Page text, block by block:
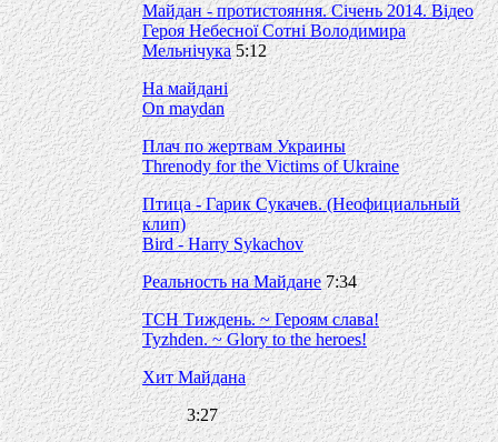
Майдан - протистояння. Січень 2014. Відео
Героя Небесної Сотні Володимира
Мельнічука5:12
На майдані
On maydan
Плач по жертвам Украины
Threnody for the Victims of Ukraine
Птица - Гарик Сукачев. (Неофициальный
клип)
Bird - Harry Sykachov
Реальность на Майдане7:34
ТСН Тиждень. ~ Героям слава!
Tyzhden. ~ Glory to the heroes!
Хит Майдана
3:27